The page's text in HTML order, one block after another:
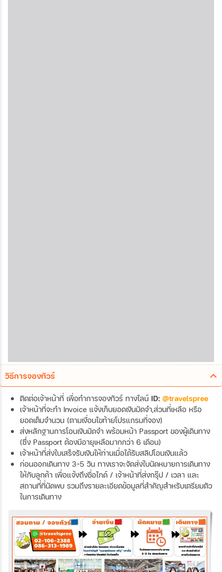
วิธีการจองทัวร์
ติดต่อเจ้าหน้าที่ เพื่อทำการจองทัวร์ ทางไลน์ ID: @travelspree
เจ้าหน้าที่จะทำ Invoice แจ้งเก็บยอดเงินมัดจำ,ส่วนที่เหลือ หรือ
ยอดเต็มจำนวน (ตามเงื่อนไขท้ายโปรแกรมที่จอง)
ส่งหลักฐานการโอนเงินมัดจำ พร้อมหน้า Passport ของผู้เดินทาง
(ซึ่ง Passport ต้องมีอายุเหลือมากกว่า 6 เดือน)
เจ้าหน้าที่ส่งใบเสร็จรับเงินให้ท่านเมื่อได้รับสลิปโอนเงินแล้ว
ก่อนออกเดินทาง 3-5 วัน ทางเราจะจัดส่งใบนัดหมายการเดินทาง
ให้กับลูกค้า เพื่อแจ้งถึงชื่อไกด์ / เจ้าหน้าที่ส่งกรุ๊ป / เวลา และ
สถานที่ที่นัดพบ รวมถึงรายละเอียดข้อมูลที่สำคัญสำหรับเตรียมตัว
ในการเดินทาง